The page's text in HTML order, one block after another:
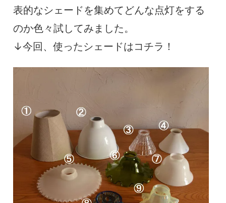
表的なシェードを集めてどんな点灯をする
のか色々試してみました。
↓今回、使ったシェードはコチラ！